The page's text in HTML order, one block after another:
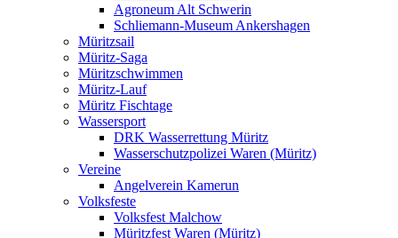
Agroneum Alt Schwerin
Schliemann-Museum Ankershagen
Müritzsail
Müritz-Saga
Müritzschwimmen
Müritz-Lauf
Müritz Fischtage
Wassersport
DRK Wasserrettung Müritz
Wasserschutzpolizei Waren (Müritz)
Vereine
Angelverein Kamerun
Volksfeste
Volksfest Malchow
Müritzfest Waren (Müritz)